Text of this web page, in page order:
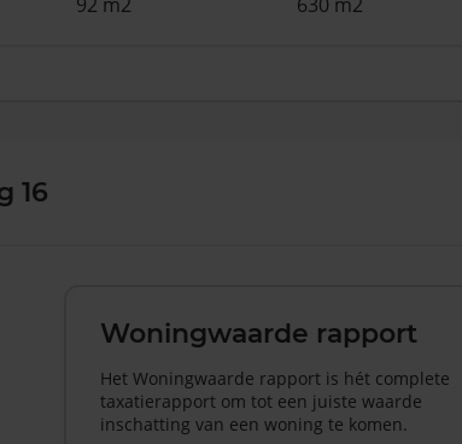
16
Woningwaarde rapport
Het Woningwaarde rapport is hét complete
taxatierapport om tot een juiste waarde
inschatting van een woning te komen.